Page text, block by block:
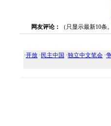
网友评论： （只显示最新10
·开放 · 民主中国 ·独立中文笔会 ·